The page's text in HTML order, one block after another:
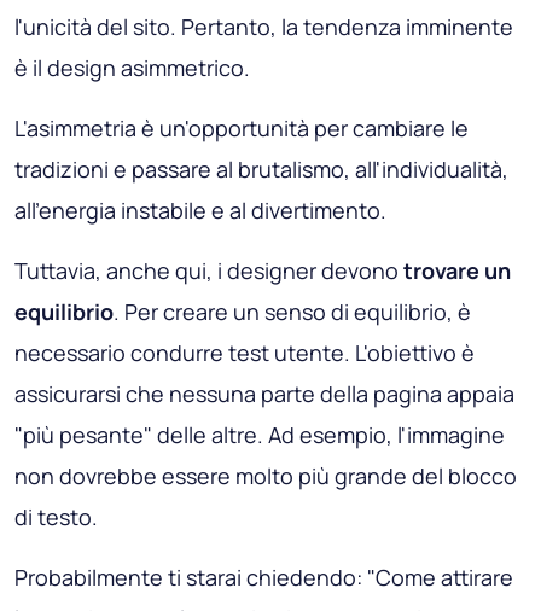
l'unicità del sito. Pertanto, la tendenza imminente
è il design asimmetrico.
L'asimmetria è un'opportunità per cambiare le
tradizioni e passare al brutalismo, all'individualità,
all'energia instabile e al divertimento.
Tuttavia, anche qui, i designer devono trovare un
equilibrio. Per creare un senso di equilibrio, è
necessario condurre test utente. L'obiettivo è
assicurarsi che nessuna parte della pagina appaia
"più pesante" delle altre. Ad esempio, l'immagine
non dovrebbe essere molto più grande del blocco
di testo.
Probabilmente ti starai chiedendo: "Come attirare